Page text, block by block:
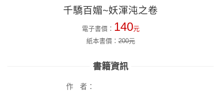
千驕百媚~妖渾沌之卷
電子書價： 140元
紙本書價：200元
書籍資訊
作
者：